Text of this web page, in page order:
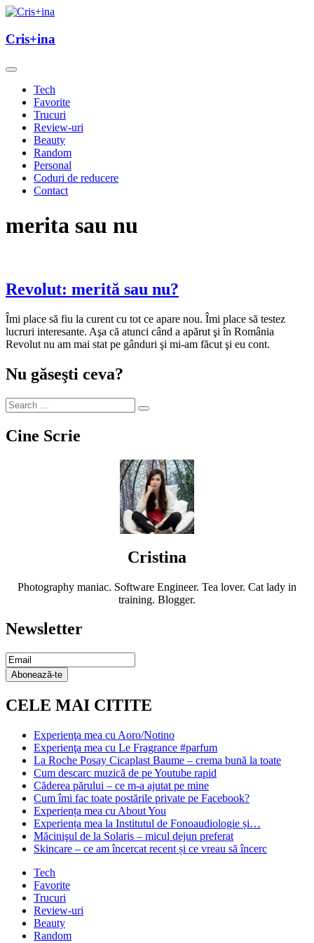
Skip
content
Cris+ina
Cris+ina
Tech
Favorite
Trucuri
Review-uri
Beauty
Random
Personal
Coduri de reducere
Contact
merita sau nu
Revolut: merită sau nu?
Îmi place să fiu la curent cu tot ce apare nou. Îmi place să testez
lucruri interesante. Aşa că atunci când a apărut şi în România
Revolut nu am mai stat pe gânduri şi mi-am făcut şi eu cont.
Nu găseşti ceva?
Cine Scrie
Cristina
Photography maniac. Software Engineer. Tea lover. Cat lady in
training. Blogger.
Newsletter
Email
Subscription
Abonează-te
CELE MAI CITITE
Experienţa mea cu Aoro/Notino
Experienţa mea cu Le Fragrance #parfum
La Roche Posay Cicaplast Baume – crema bună la toate
Cum descarc muzică de pe Youtube rapid
Căderea părului – ce m-a ajutat pe mine
Cum îmi fac toate postările private pe Facebook?
Experiența mea cu About You
Experiența mea la Institutul de Fonoaudiologie și…
Măcinişul de la Solaris – micul dejun preferat
Skincare – ce am încercat recent și ce vreau să încerc
Tech
Favorite
Trucuri
Review-uri
Beauty
Random